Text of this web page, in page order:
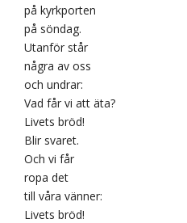
på kyrkporten
på söndag.
Utanför står
några av oss
och undrar:
Vad får vi att äta?
Livets bröd!
Blir svaret.
Och vi får
ropa det
till våra vänner:
Livets bröd!